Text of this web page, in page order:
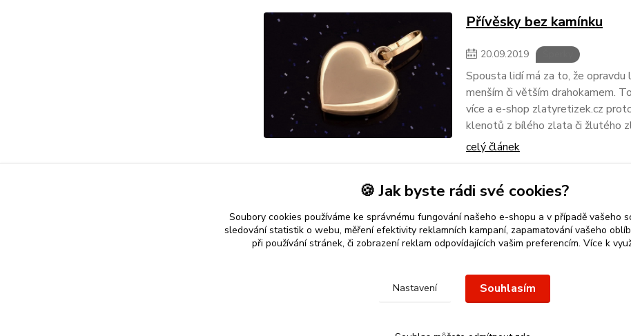
Přívěsky bez kamínku
20.09.2019
Spousta lidí má za to, že
menším či větším drahokamem.
více a e-shop zlatyretizek.cz
klenotů z bílého zlata či žlutého
celý článek
nebo řetízek spolehlivý nápad na dárek.
🍪 Jak byste rádi své cookies?
Soubory cookies používáme ke správnému fungování našeho e-shopu a v případě vašeho
sledování statistik o webu, měření efektivity reklamních kampaní, zapamatování vašeho
při používání stránek, či zobrazení reklam odpovídajících vašim preferencím. Více k
Nastavení Souhlasím